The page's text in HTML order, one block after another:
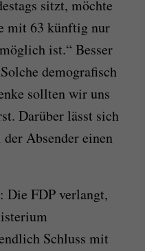
sitzt, möchte
mit 63 künftig nur
ist.“ Besser
demografisch
sollten wir uns
Darüber lässt sich
Absender einen
Die FDP verlangt,
Schluss mit